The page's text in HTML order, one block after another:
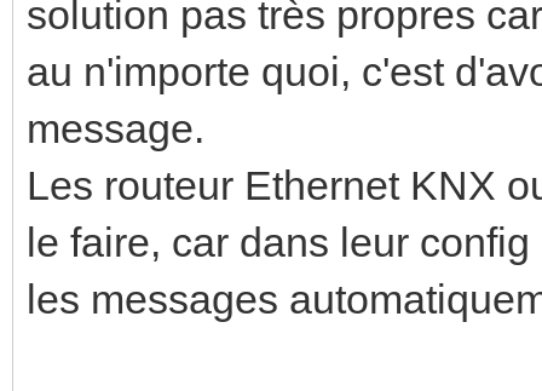
solution pas très propres
au n'importe quoi, c'est
message.
Les routeur Ethernet KNX
le faire, car dans leur
les messages